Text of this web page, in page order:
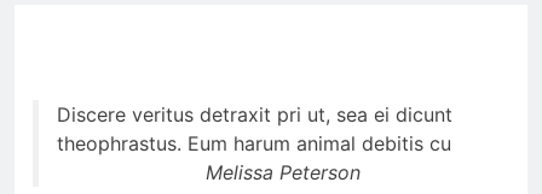
Discere veritus detraxit pri ut, sea ei dicunt
theophrastus. Eum harum animal debitis cu
Melissa Peterson